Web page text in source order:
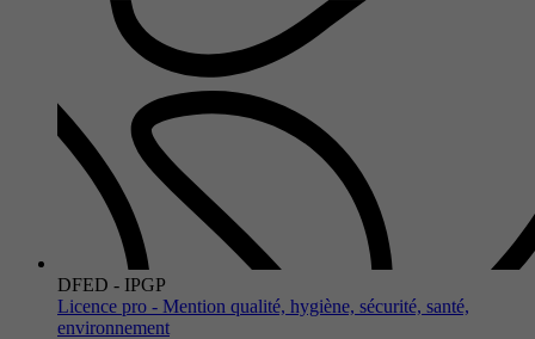
DFED - IPGP
Licence pro - Mention qualité, hygiène, sécurité, santé,
environnement